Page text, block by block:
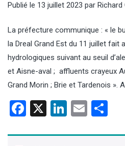
Publié le 13 juillet 2023 par Richard
La préfecture communique : « le
la Dreal Grand Est du 11 juillet fait
hydrologiques suivant au seuil
et Aisne-aval ; affluents crayeux
Grand Morin ; Brie et Tardenois ».
Facebook
X LinkedIn
Email